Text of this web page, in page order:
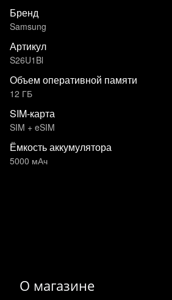
Бренд
Samsung
Артикул
S26U1Bl
Объем оперативной памяти
12 ГБ
SIM-карта
SIM + eSIM
Ёмкость аккумулятора
5000 мАч
О магазине